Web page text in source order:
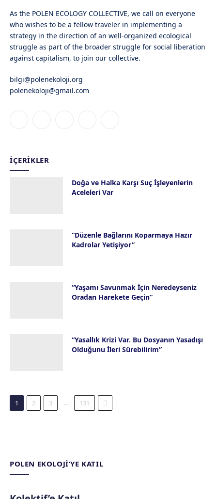
As the POLEN ECOLOGY COLLECTIVE, we call on everyone
who wishes to be a fellow traveler in implementing a
strategy in the direction of an well-organized ecological
struggle as part of the broader struggle for social liberation
against capitalism, to join our collective.
bilgi@polenekoloji.org
polenekoloji@gmail.com
İÇERIKLER
Doğa ve Halka Karşı Suç İşleyenlerin
Aceleleri Var
“Düzenle Bağlarını Koparmaya Hazır
Kadrolar Yetişiyor”
“Yaşamı Savunmak İçin Neredeyseniz
Oradan Harekete Geçin”
“Yasallık Krizi Var. Bu Dosyanın Yasadışı
Olduğunu İleri Sürebilirim”
1 2 3 … 131 Next
POLEN EKOLOJI’YE KATIL